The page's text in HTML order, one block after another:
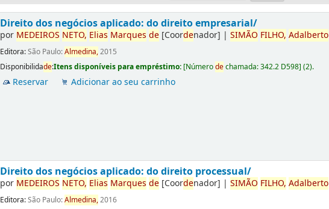
Direito dos negócios aplicado: do direito empresarial/
por MEDEIROS NETO, Elias Marques de [Coordenador] |SIMÃO FILHO, Adalberto
Editora:São Paulo:Almedina,2015
Disponibilidade:Itens disponíveis para empréstimo: [Númerodechamada:342.2 D598](2).
Reservar Adicionar ao seu carrinho
Direito dos negócios aplicado: do direito processual/
por MEDEIROS NETO, Elias Marques de [Coordenador] |SIMÃO FILHO, Adalberto
Editora:São Paulo:Almedina,2016